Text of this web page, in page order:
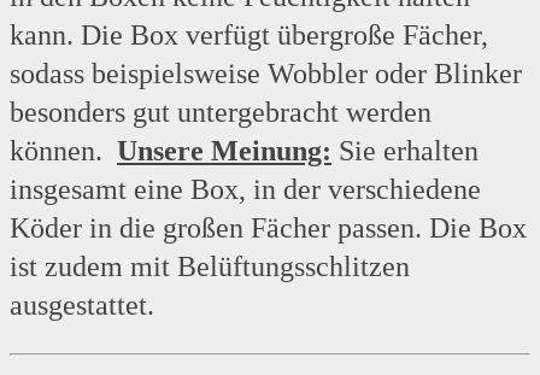
kann. Die Box verfügt übergroße Fächer,
sodass beispielsweise Wobbler oder Blinker
besonders gut untergebracht werden
können. Unsere Meinung: Sie erhalten
insgesamt eine Box, in der verschiedene
Köder in die großen Fächer passen. Die Box
ist zudem mit Belüftungsschlitzen
ausgestattet.